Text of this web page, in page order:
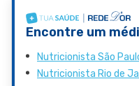
Encontre um
Nutricionista São
Nutricionista Rio de